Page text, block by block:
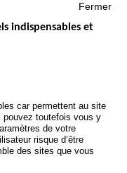
DES ACCIDENTS DE
Fermer
indispensables et
car permettent au site
pouvez toutefois vous y
de votre
risque d’être
des sites que vous